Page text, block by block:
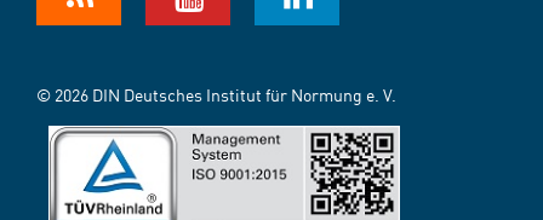
© 2026 DIN Deutsches Institut für Normung e. V.